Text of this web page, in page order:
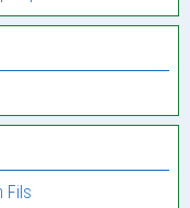
Fils